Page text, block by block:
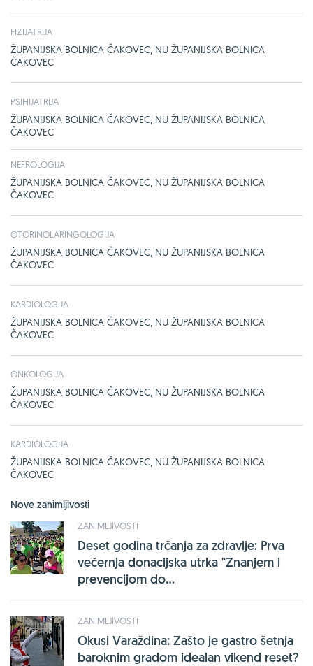
FIZIJATRIJA
ŽUPANIJSKA BOLNICA ČAKOVEC, NU ŽUPANIJSKA BOLNICA
ČAKOVEC
PSIHIJATRIJA
ŽUPANIJSKA BOLNICA ČAKOVEC, NU ŽUPANIJSKA BOLNICA
ČAKOVEC
NEFROLOGIJA
ŽUPANIJSKA BOLNICA ČAKOVEC, NU ŽUPANIJSKA BOLNICA
ČAKOVEC
OTORINOLARINGOLOGIJA
ŽUPANIJSKA BOLNICA ČAKOVEC, NU ŽUPANIJSKA BOLNICA
ČAKOVEC
KARDIOLOGIJA
ŽUPANIJSKA BOLNICA ČAKOVEC, NU ŽUPANIJSKA BOLNICA
ČAKOVEC
ONKOLOGIJA
ŽUPANIJSKA BOLNICA ČAKOVEC, NU ŽUPANIJSKA BOLNICA
ČAKOVEC
KARDIOLOGIJA
ŽUPANIJSKA BOLNICA ČAKOVEC, NU ŽUPANIJSKA BOLNICA
ČAKOVEC
Nove zanimljivosti
ZANIMLJIVOSTI
Deset godina trčanja za zdravlje: Prva
večernja donacijska utrka "Znanjem i
prevencijom do...
ZANIMLJIVOSTI
Okusi Varaždina: Zašto je gastro šetnja
baroknim gradom idealan vikend reset?